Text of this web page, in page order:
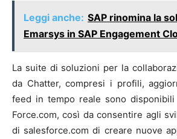
Leggi anche: SAP rinomina la
Emarsys in SAP Engagement
La suite di soluzioni per la
da Chatter, compresi i profili,
feed in tempo reale sono
Force.com, così da consentire agli
di salesforce.com di creare nuove